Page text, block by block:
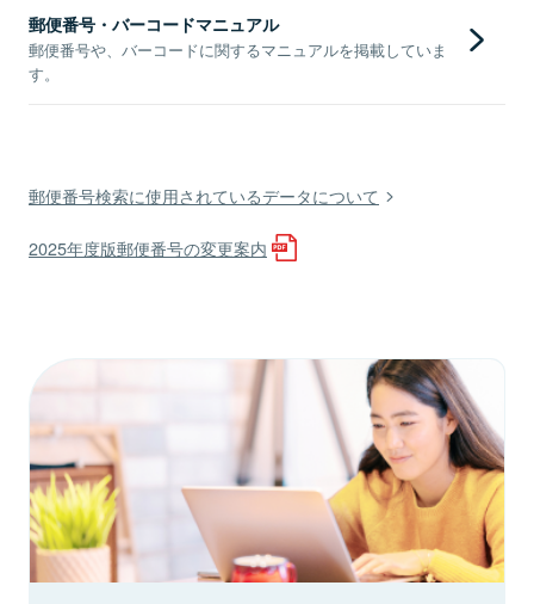
郵便番号・バーコードマニュアル
郵便番号や、バーコードに関するマニュアルを掲載していま
す。
郵便番号検索に使用されているデータについて
2025年度版郵便番号の変更案内